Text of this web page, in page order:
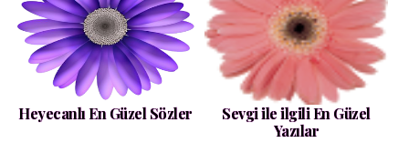
Heyecanlı En Güzel Sözler
Sevgi ile ilgili En Güzel
Yazılar